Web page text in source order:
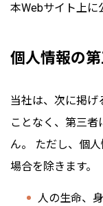
本Webサイト上に
個人情報の
当社は、次に掲げ
ことなく、第三
ん。 ただし、個
場合を除きます。
人の生命、